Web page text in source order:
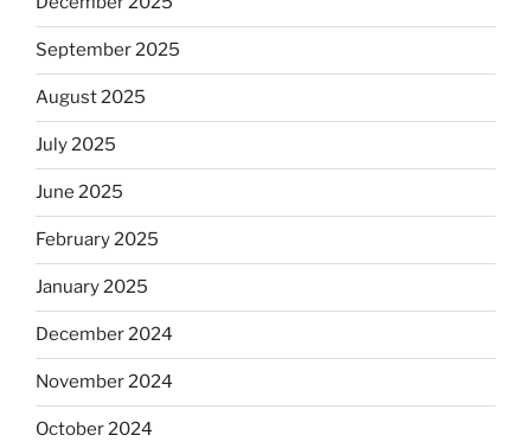
September 2025
August 2025
July 2025
June 2025
February 2025
January 2025
December 2024
November 2024
October 2024